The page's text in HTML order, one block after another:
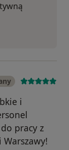
i
pracy z